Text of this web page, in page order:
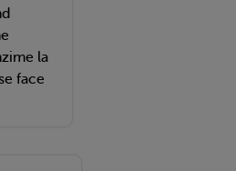
la
face